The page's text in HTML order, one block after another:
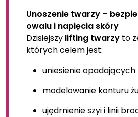
Unoszenie twarzy –
owalu i napięcia skóry
Dzisiejszy lifting twarzy to
których celem jest:
uniesienie
modelowanie konturu
ujędrnienie szyi i linii